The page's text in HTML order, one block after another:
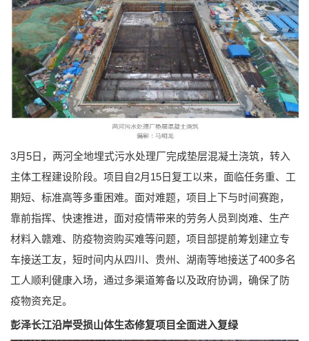
3月5日，两河全地埋式污水处理厂完成垫层混凝土浇筑，转入
主体工程建设阶段。项目自2月15日复工以来，面临任务重、工
期短、标准高等多重困难。面对难题，项目上下与时间赛跑，
靠前指挥、快速推进，面对疫情带来的劳务人员到岗难、生产
材料入赣难、防疫物资购买难等问题，项目部提前筹划建立专
车接送工友，短时间内从四川、贵州、湖南等地接送了400多名
工人顺利健康入场，通过多渠道筹备以及政府协调，确保了防
疫物资充足。
彭泽长江沿岸受损山体生态修复项目全面进入复绿